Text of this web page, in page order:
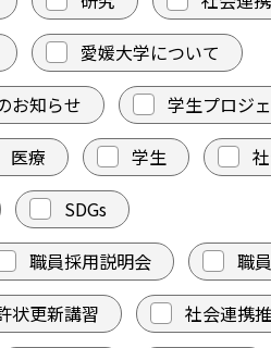
愛媛大学について
お知らせ
学生プロジ
医療 学生
SDGs
職員採用説明会
職
状更新講習
社会連携